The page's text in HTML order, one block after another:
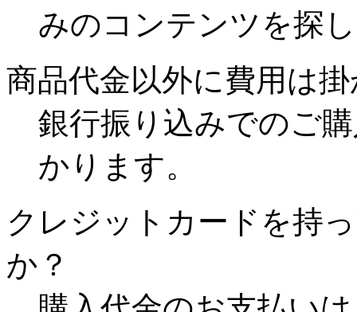
みのコンテンツを探
商品代金以外に費用は
銀行振り込みでのご
かります。
クレジットカードを持
か？